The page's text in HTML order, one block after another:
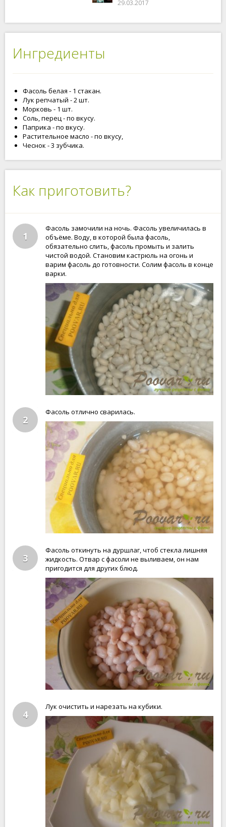
29.03.2017
Ингредиенты
Фасоль белая - 1 стакан.
Лук репчатый - 2 шт.
Морковь - 1 шт.
Соль, перец - по вкусу.
Паприка - по вкусу.
Растительное масло - по вкусу,
Чеснок - 3 зубчика.
Как приготовить?
1
Фасоль замочили на ночь. Фасоль увеличилась в
объёме. Воду, в которой была фасоль,
обязательно слить, фасоль промыть и залить
чистой водой. Становим кастрюль на огонь и
варим фасоль до готовности. Солим фасоль в конце
варки.
2
Фасоль отлично сварилась.
3
Фасоль откинуть на дуршлаг, чтоб стекла лишняя
жидкость. Отвар с фасоли не выливаем, он нам
пригодится для других блюд.
4
Лук очистить и нарезать на кубики.